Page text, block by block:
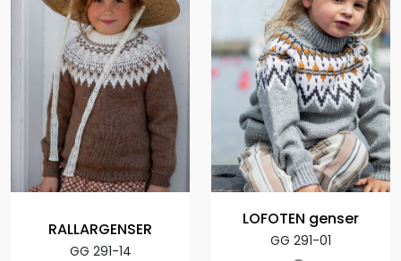
RALLARGENSER
GG 291-14
LOFOTEN genser
GG 291-01